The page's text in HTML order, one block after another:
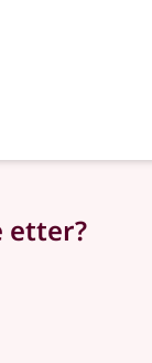
etter?